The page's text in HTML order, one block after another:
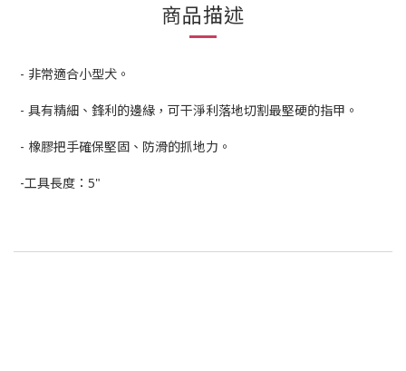
商品描述
- 非常適合小型犬。
- 具有精細、鋒利的邊緣，可干淨利落地切割最堅硬的指甲。
- 橡膠把手確保堅固、防滑的抓地力。
-工具長度：5"